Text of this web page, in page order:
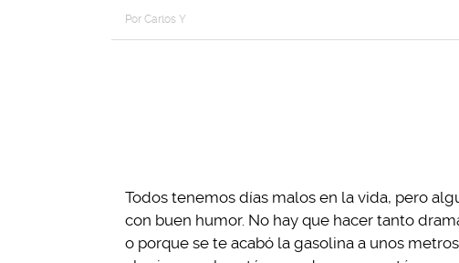
Por Carlos Y
Todos tenemos días malos en la vida, pero
con buen humor. No hay que hacer tanto
o porque se te acabó la gasolina a unos